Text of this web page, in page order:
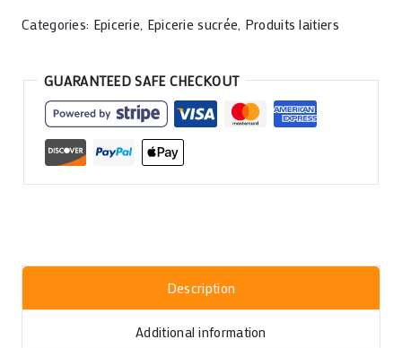
Categories: Epicerie Epicerie sucrée Produits laitiers
GUARANTEED SAFE CHECKOUT
Description
Additional information